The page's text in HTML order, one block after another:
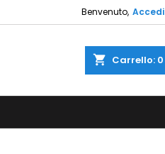
Benvenuto, Accedi
shopping_cart Carrello: 0